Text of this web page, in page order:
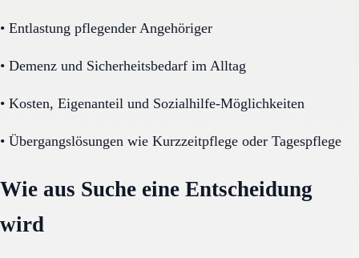
• Entlastung pflegender Angehöriger
• Demenz und Sicherheitsbedarf im Alltag
• Kosten, Eigenanteil und Sozialhilfe-Möglichkeiten
• Übergangslösungen wie Kurzzeitpflege oder Tagespflege
Wie aus Suche eine Entscheidung
wird